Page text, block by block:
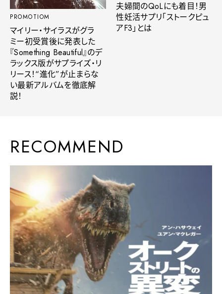
PROMOTIOM
マイリー・サイラスがグラ
ミー初受賞後に発表した
『Something Beautiful』のデ
ラックス版がサプライズ・リ
リース！“進化”が止まらな
い最新アルバムを徹底解
説！
夫婦間のQoLにも着目！男
性妊活サプリ「ストークピュ
アF3」とは
RECOMMEND